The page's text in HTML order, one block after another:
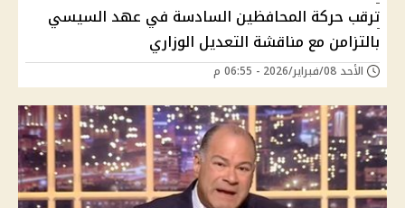
ترقب حركة المحافظين السادسة في عهد السيسي
بالتزامن مع مناقشة التعديل الوزاري
الأحد 08/فبراير/2026 - 06:55 م